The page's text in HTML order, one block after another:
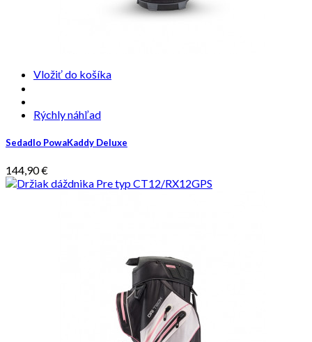
Vložiť do košíka
Rýchly náhľad
Sedadlo PowaKaddy Deluxe
144,90 €